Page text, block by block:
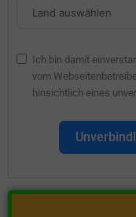
Ich bin damit
vom
hinsichtlich eines